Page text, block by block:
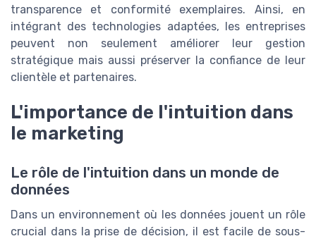
transparence et conformité exemplaires. Ainsi, en
intégrant des technologies adaptées, les entreprises
peuvent non seulement améliorer leur gestion
stratégique mais aussi préserver la confiance de leur
clientèle et partenaires.
L'importance de l'intuition dans
le marketing
Le rôle de l'intuition dans un monde de
données
Dans un environnement où les données jouent un rôle
crucial dans la prise de décision, il est facile de sous-